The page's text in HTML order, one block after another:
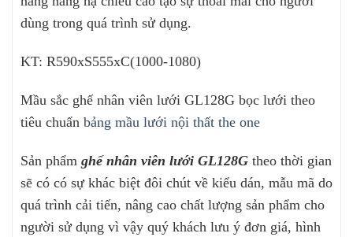
dùng trong quá trình sử dụng.
KT: R590xS555xC(1000-1080)
Mầu sắc ghế nhân viên lưới GL128G bọc lưới theo
tiêu chuẩn bảng mầu lưới nội thất the one
Sản phẩm ghế nhân viên lưới GL128G theo thời gian
sẽ có có sự khác biệt đôi chút về kiểu dán, mẫu mã do
quá trình cải tiến, nâng cao chất lượng sản phẩm cho
người sử dụng vì vậy quý khách lưu ý đơn giá, hình